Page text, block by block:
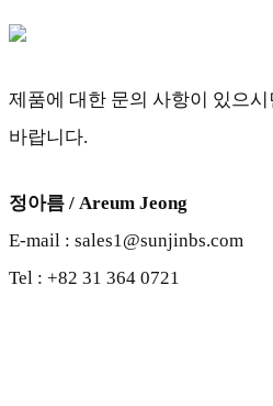
제품에 대한 문의 사항이 있으
바랍니다.
정아름 / Areum Jeong
E-mail : sales1@sunjinbs.com
Tel : +82 31 364 0721